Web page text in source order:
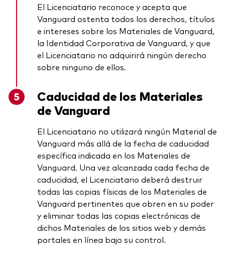
El Licenciatario reconoce y acepta que
Vanguard ostenta todos los derechos, títulos
e intereses sobre los Materiales de Vanguard,
la Identidad Corporativa de Vanguard, y que
el Licenciatario no adquirirá ningún derecho
sobre ninguno de ellos.
Caducidad de los Materiales
de Vanguard
El Licenciatario no utilizará ningún Material de
Vanguard más allá de la fecha de caducidad
específica indicada en los Materiales de
Vanguard. Una vez alcanzada cada fecha de
caducidad, el Licenciatario deberá destruir
todas las copias físicas de los Materiales de
Vanguard pertinentes que obren en su poder
y eliminar todas las copias electrónicas de
dichos Materiales de los sitios web y demás
portales en línea bajo su control.